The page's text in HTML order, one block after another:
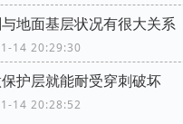
地面基层状况有很大关系
14 20:29:30
护层就能耐受穿刺破坏
14 20:28:52